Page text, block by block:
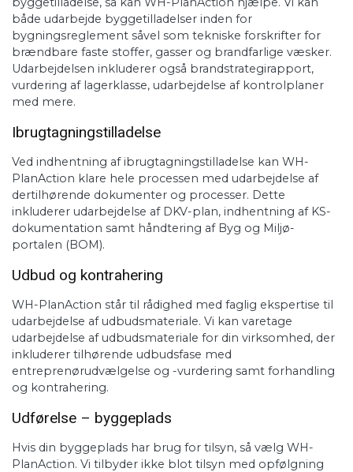
både udarbejde byggetilladelser inden for
bygningsreglement såvel som tekniske forskrifter for
brændbare faste stoffer, gasser og brandfarlige væsker.
Udarbejdelsen inkluderer også brandstrategirapport,
vurdering af lagerklasse, udarbejdelse af kontrolplaner
med mere.
Ibrugtagningstilladelse
Ved indhentning af ibrugtagningstilladelse kan WH-
PlanAction klare hele processen med udarbejdelse af
dertilhørende dokumenter og processer. Dette
inkluderer udarbejdelse af DKV-plan, indhentning af KS-
dokumentation samt håndtering af Byg og Miljø-
portalen (BOM).
Udbud og kontrahering
WH-PlanAction står til rådighed med faglig ekspertise til
udarbejdelse af udbudsmateriale. Vi kan varetage
udarbejdelse af udbudsmateriale for din virksomhed, der
inkluderer tilhørende udbudsfase med
entreprenørudvælgelse og -vurdering samt forhandling
og kontrahering.
Udførelse – byggeplads
Hvis din byggeplads har brug for tilsyn, så vælg WH-
PlanAction. Vi tilbyder ikke blot tilsyn med opfølgning